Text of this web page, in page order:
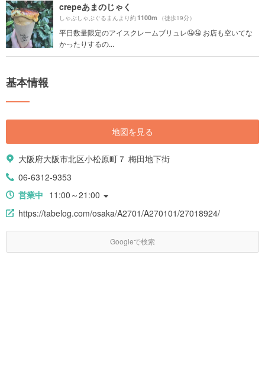
crepeあまのじゃく
しゃぶしゃぶぐるまんより約1100m （徒歩19分）
平日数量限定のアイスクレームブリュレ🤤🤤 お店も空いてな
かったりするの...
基本情報
地図を見る
大阪府大阪市北区小松原町７ 梅田地下街
06-6312-9353
営業中 11:00～21:00
https://tabelog.com/osaka/A2701/A270101/27018924/
Googleで検索